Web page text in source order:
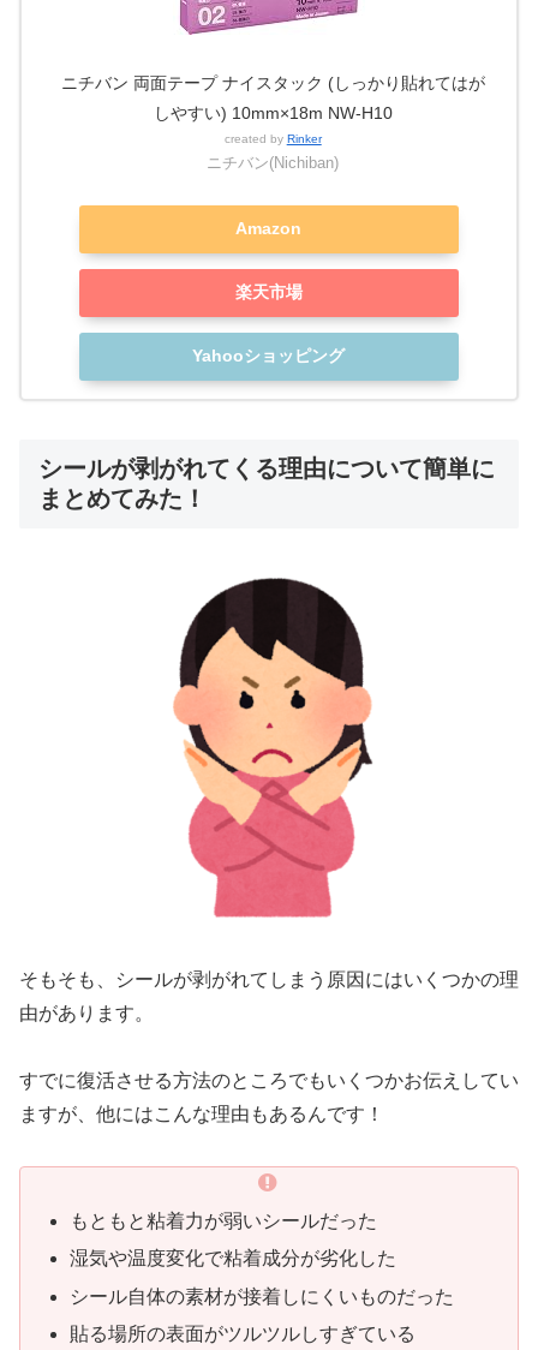
ニチバン 両面テープ ナイスタック (しっかり貼れてはが
しやすい) 10mm×18m NW-H10
created by Rinker
ニチバン(Nichiban)
Amazon
楽天市場
Yahooショッピング
シールが剥がれてくる理由について簡単に
まとめてみた！
そもそも、シールが剥がれてしまう原因にはいくつかの理
由があります。
すでに復活させる方法のところでもいくつかお伝えしてい
ますが、他にはこんな理由もあるんです！
もともと粘着力が弱いシールだった
湿気や温度変化で粘着成分が劣化した
シール自体の素材が接着しにくいものだった
貼る場所の表面がツルツルしすぎている